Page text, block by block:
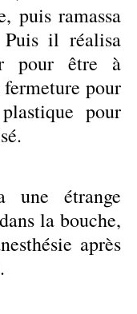
puis ramassa
il réalisa
pour être à
pour
pour
une étrange
la bouche,
après